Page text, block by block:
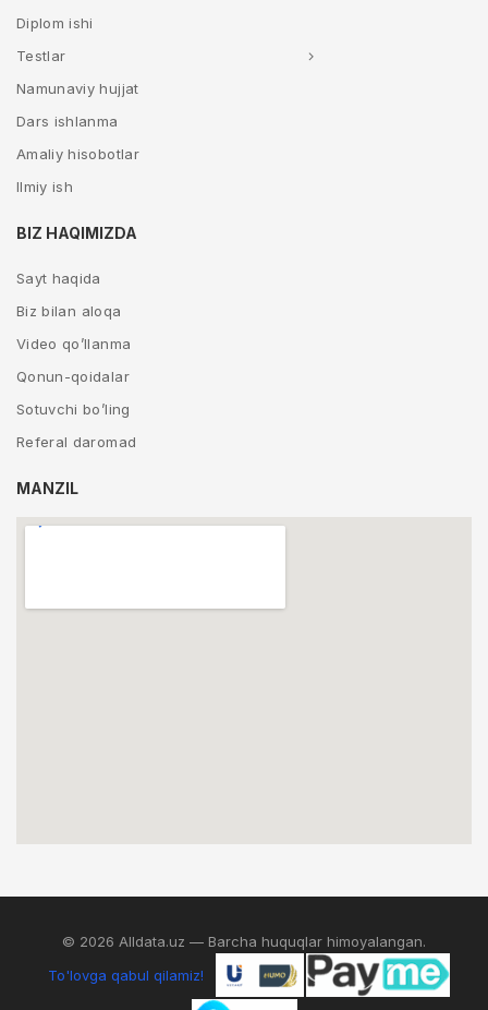
Diplom ishi
Testlar
Namunaviy hujjat
Dars ishlanma
Amaliy hisobotlar
Ilmiy ish
BIZ HAQIMIZDA
Sayt haqida
Biz bilan aloqa
Video qo’llanma
Qonun-qoidalar
Sotuvchi bo’ling
Referal daromad
MANZIL
© 2026 Alldata.uz — Barcha huquqlar himoyalangan.
To'lovga qabul qilamiz!